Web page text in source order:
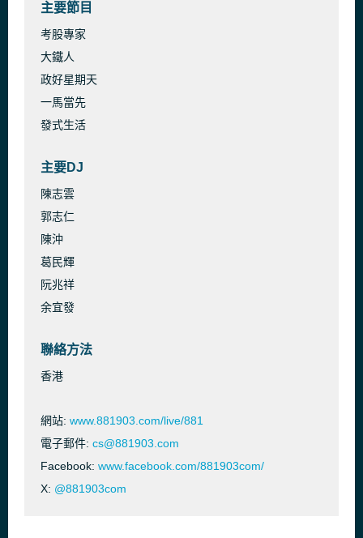
主要節目
考股專家
大鐵人
政好星期天
一馬當先
發式生活
主要DJ
陳志雲
郭志仁
陳沖
葛民輝
阮兆祥
余宜發
聯絡方法
香港
網站: www.881903.com/live/881
電子郵件: cs@881903.com
Facebook: www.facebook.com/881903com/
X: @881903com